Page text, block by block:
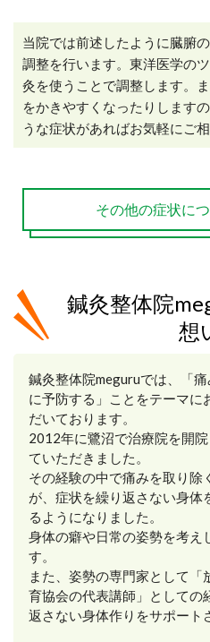
当院では前述したように臓腑
調整を行います。東洋医学の
灸を使うことで調整します。
をかきやすくなったりします
うな症状があればお気軽にご相
その他の症状に
鍼灸整体院
想
鍼灸整体院meguruでは、「
に予防する」ことをテーマに
だいております。
2012年に鷺沼で治療院を開
ていただきました。
その経験の中で痛みを取り除
が、症状を繰り返さない身体
るようになりました。
身体の癖や日常の姿勢を考え
す。
また、姿勢の専門家として「
育協会の代表講師」としての
返さない身体作りをサポート